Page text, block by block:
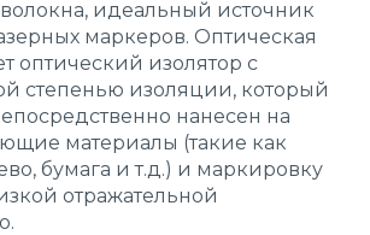
идеальный источник
маркеров. Оптическая
оптический изолятор с
степенью изоляции, который
нанесен на
материалы (такие как
бумага и т.д.) и маркировку
отражательной